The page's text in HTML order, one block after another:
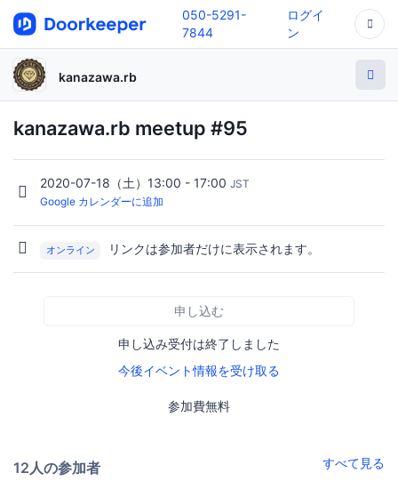
050-5291-
7844
ログイ
ン
kanazawa.rb
kanazawa.rb meetup #95
2020-07-18（土）13:00 - 17:00 JST
Google カレンダーに追加
オンライン リンクは参加者だけに表示されます。
申し込む
申し込み受付は終了しました
今後イベント情報を受け取る
参加費無料
12人の参加者 すべて見る